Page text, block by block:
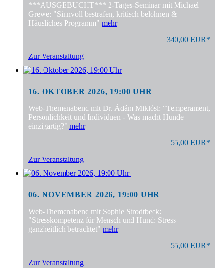
***AUSGEBUCHT*** 2-Tages-Seminar mit Michael
Grewe: "Sinnvoll bestrafen, kritisch belohnen &
Häusliches Programm" mehr
340,00 EUR*
Zur Veranstaltung
16. OKTOBER 2026, 19:00 UHR
Web-Themenabend mit Dr. Ádám Miklósi: "Temperament,
Persönlichkeit und Individuen - Was macht Hunde
einzigartig?" mehr
55,00 EUR*
Zur Veranstaltung
06. NOVEMBER 2026, 19:00 UHR
Web-Themenabend mit Sophie Strodtbeck:
"Stresskompetenz für Mensch und Hund: Stress
ganzheitlich betrachtet" mehr
55,00 EUR*
Zur Veranstaltung